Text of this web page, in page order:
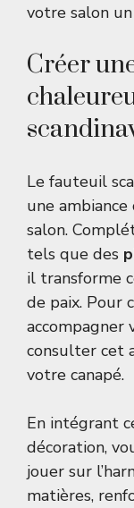
votre salon
Créer
Le fauteuil
une
salon.
tels que des
il transforme
de paix. Pour
accompagner
consulter cet
votre canapé.
En intégrant
décoration,
jouer sur
matières,